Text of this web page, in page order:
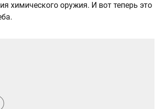
химического оружия. И вот теперь это